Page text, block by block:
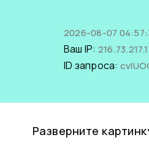
2026-08-07
Ваш IP:
ID запроса:
Разверните